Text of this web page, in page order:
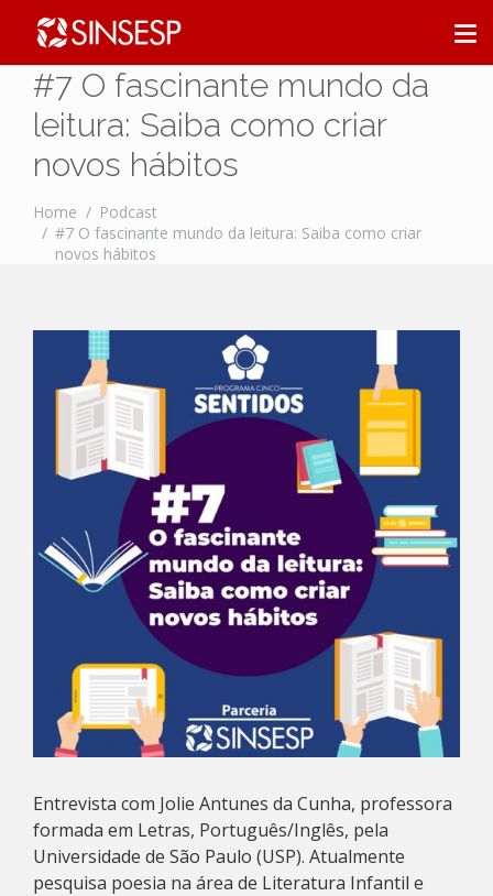
#7 O fascinante mundo da
leitura: Saiba como criar
novos hábitos
Home
Podcast
#7 O fascinante mundo da leitura: Saiba como criar
novos hábitos
Entrevista com Jolie Antunes da Cunha, professora
formada em Letras, Português/Inglês, pela
Universidade de São Paulo (USP). Atualmente
pesquisa poesia na área de Literatura Infantil e